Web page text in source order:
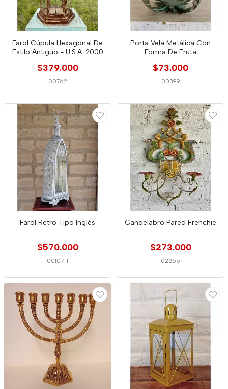
Farol Cúpula Hexagonal De
Estilo Antiguo - U.S.A. 2000
$379.000
00762
Porta Vela Metálica Con
Forma De Fruta
$73.000
00399
Farol Retro Tipo Inglés
$570.000
00107-1
Candelabro Pared Frenchie
$273.000
02266